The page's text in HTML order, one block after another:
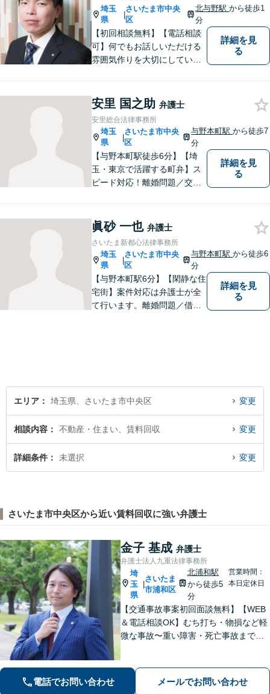
埼玉
県
|
さいたま市中央
区
北与野駅から徒歩1
分
【初回相談無料】【電話相談
可】何でもお話しいただける
雰囲気作りを大切にしていま
をお聞きになってからの判断
で構いませんので、トラブル
でお困りの方は一人で悩ま
ず、一度お気軽にご相談下さ
い。
詳細を見
る
安里 国之助 弁護士
安里総合法律事務所
埼玉
県
|
さいたま市中央
区
与野本町駅から徒歩7
分
【与野本町駅徒歩6分】【埼
玉・東京で活躍する町弁】ス
ピード対応！離婚問題／交通
気軽にご相談ください！皆様
が平穏な日々を取り戻せるよ
う、尽力してまいります。
【土日祝・夜間対応◎】
詳細を見
る
眞砂 一也 弁護士
さいたま新都心法律事務所
埼玉
県
|
さいたま市中央
区
与野本町駅から徒歩6
分
【与野本町駅6分】【閑静な住
宅街】案件対応は弁護士が全
て行います。離婚問題／借
以上】【初回相談30分無料】
詳細を見
る
エリア 埼玉県、さいたま市中央区 変更
相談内容 不動産・住まい、賃料回収 変更
詳細条件 未選択 変更
さいたま市中央区から近い賃料回収に強い弁護士
金子 基成 弁護士
弁護士法人九重法律事務所
埼
玉
県
さいたま
市浦和区
北浦和駅
から徒歩5
分
営業時間：
本日定休日
【交通事故事案初回面談無料】【WEB
＆電話相談OK】むち打ち・物損など軽
微な事故〜重い障害・死亡事故まで、
解決まで全て弁護士が対応し、負担を
軽減します【北浦和駅7分】
電話でお問い合わせ メールでお問い合わせ